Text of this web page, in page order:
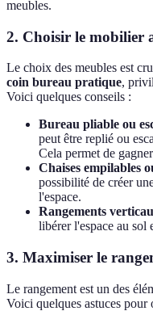
meubles.
2. Choisir le mobilier
Le choix des meubles est
coin bureau pratique,
Voici quelques conseils :
Bureau pliable ou
peut être replié ou
Cela permet de
Chaises empilables
possibilité de créer
l'espace.
Rangements
libérer l'espace au sol
3. Maximiser le
Le rangement est un des
Voici quelques astuces pour